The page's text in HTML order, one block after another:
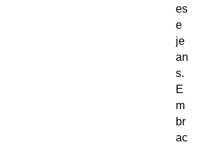
es
e
je
an
s.
E
m
br
ac